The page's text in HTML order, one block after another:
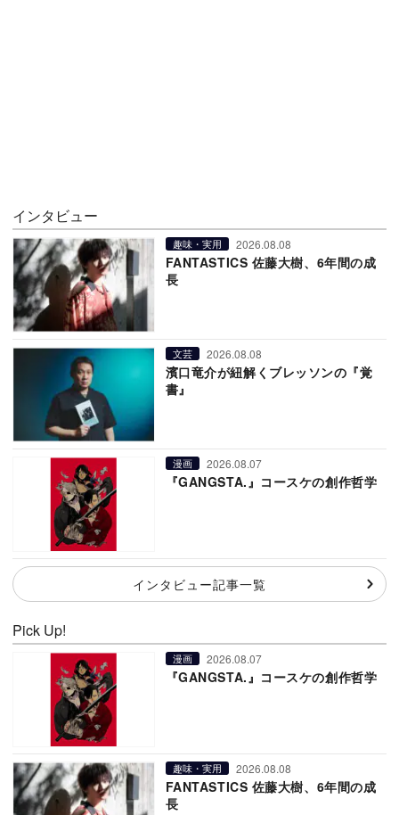
インタビュー
趣味・実用 2026.08.08
FANTASTICS 佐藤大樹、6年間の成
長
文芸 2026.08.08
濱口竜介が紐解くブレッソンの『覚
書』
漫画 2026.08.07
『GANGSTA.』コースケの創作哲学
インタビュー記事一覧
Pick Up!
漫画 2026.08.07
『GANGSTA.』コースケの創作哲学
趣味・実用 2026.08.08
FANTASTICS 佐藤大樹、6年間の成
長